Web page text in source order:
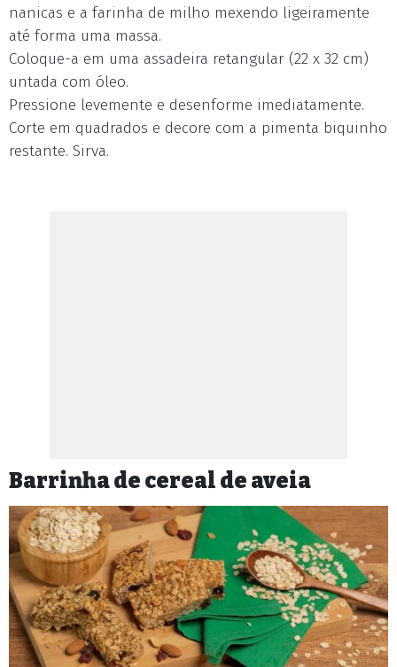
nanicas e a farinha de milho mexendo ligeiramente
até forma uma massa.
Coloque-a em uma assadeira retangular (22 x 32 cm)
untada com óleo.
Pressione levemente e desenforme imediatamente.
Corte em quadrados e decore com a pimenta biquinho
restante. Sirva.
Barrinha de cereal de aveia